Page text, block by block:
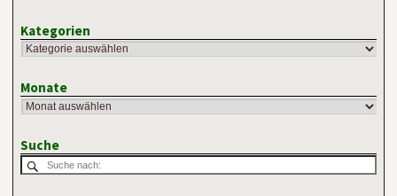
Kategorien
Monate
Suche